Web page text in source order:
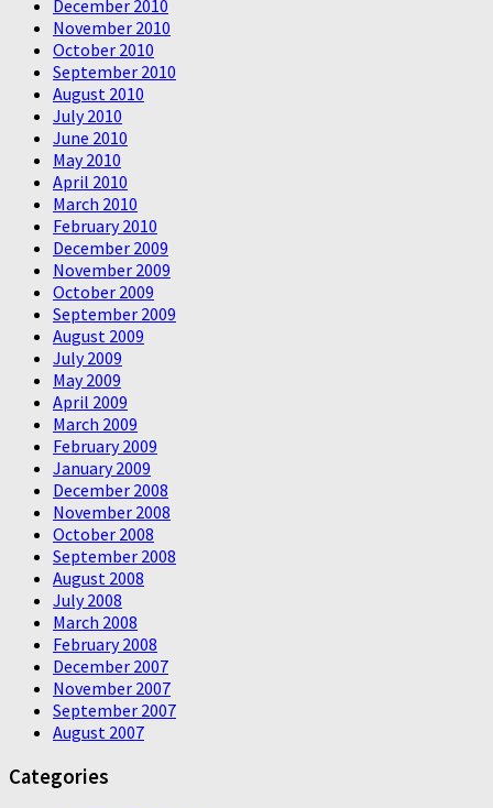
December 2010
November 2010
October 2010
September 2010
August 2010
July 2010
June 2010
May 2010
April 2010
March 2010
February 2010
December 2009
November 2009
October 2009
September 2009
August 2009
July 2009
May 2009
April 2009
March 2009
February 2009
January 2009
December 2008
November 2008
October 2008
September 2008
August 2008
July 2008
March 2008
February 2008
December 2007
November 2007
September 2007
August 2007
Categories